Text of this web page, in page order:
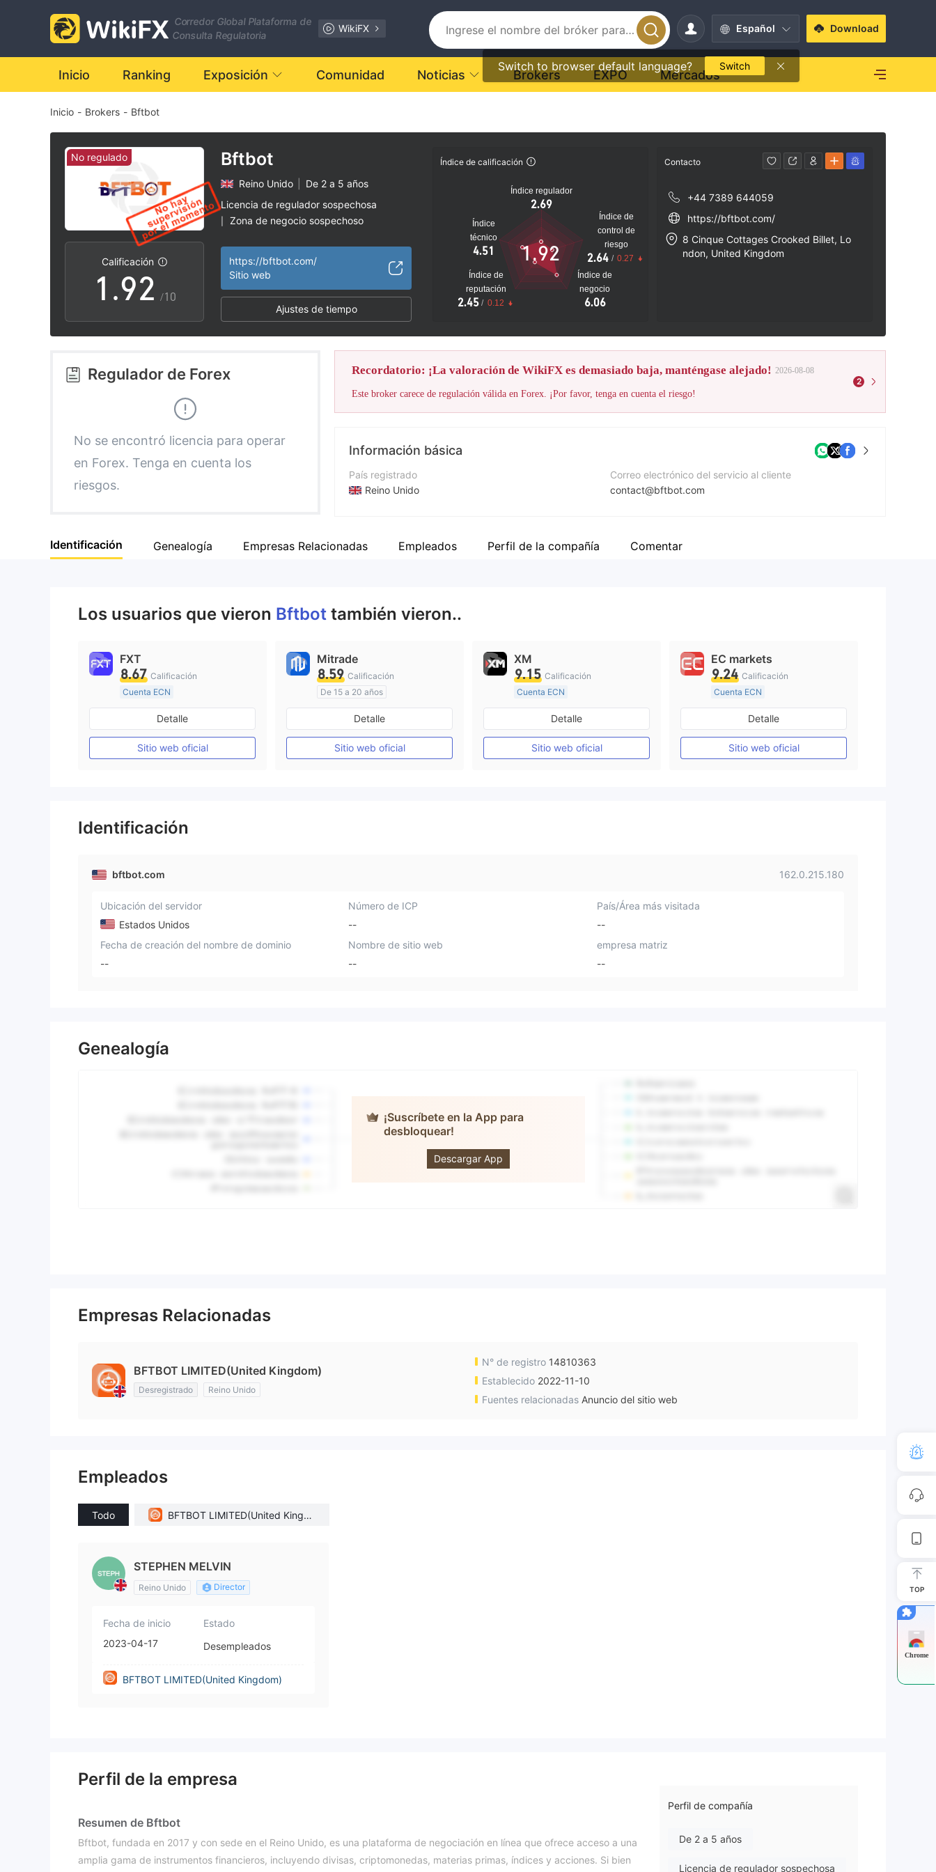
Corredor Global Plataforma de
Consulta Regulatoria
WikiFX Español
Switch to browser default language? Switch
Download
Inicio Ranking Exposición Comunidad Noticias Brokers EXPO Mercados
Inicio - Brokers - Bftbot
No regulado
Calificación
0
1
2
3
5
6
7
8
9
.
3
4
5
6
7
8
9
0
1
2
3
4
6
8
/10
Bftbot
Reino Unido
De 2 a 5 años
Licencia de regulador sospechosa
Zona de negocio sospechoso
https://bftbot.com/
Sitio web
Ajustes de tiempo
Índice de calificación
Índice regulador
2.69
Índice
técnico
4.51
Índice de
reputación
2.45 / 0.12
Índice de
negocio
6.06
Índice de
control de
riesgo
2.64 / 0.27
1.92
Contacto
+44 7389 644059
https://bftbot.com/
8 Cinque Cottages Crooked Billet, Lo
ndon, United Kingdom
Regulador de Forex
No se encontró licencia para operar
en Forex. Tenga en cuenta los
riesgos.
Recordatorio: ¡La valoración de WikiFX es demasiado baja, manténgase alejado! 2026-08-08
Este broker carece de regulación válida en Forex. ¡Por favor, tenga en cuenta el riesgo!
2
Información básica
País registrado
Reino Unido
Empresa
Correo electrónico del servicio al cliente
contact@bftbot.com
Página Web de la compañía
Identificación Genealogía Empresas Relacionadas Empleados Perfil de la compañía Comentar
Los usuarios que vieron Bftbot también vieron..
FXT
8.67 Calificación
Cuenta ECN
Más de 20 años
Supervisión en Australia
Creación Mercado Forex (MM)
Licencia completa de MT4
Detalle
Sitio web oficial
Mitrade
8.59 Calificación
De 15 a 20 años
Supervisión en Australia
Auto-investigación
Detalle
Sitio web oficial
XM
9.15 Calificación
Cuenta ECN
De 15 a 20 años
Supervisión en Australia
Creación Mercado Forex (MM)
Licencia completa de MT4
Detalle
Sitio web oficial
EC markets
9.24 Calificación
Cuenta ECN
De 10 a 15 años
Supervisión en Australia
Creación Mercado Forex (MM)
Licencia completa de MT4
Detalle
Sitio web oficial
Identificación
bftbot.com 162.0.215.180
Ubicación del servidor
Estados Unidos
Número de ICP
--
País/Área más visitada
--
Fecha de creación del nombre de dominio
--
Nombre de sitio web
--
empresa matriz
--
Genealogía
¡Suscríbete en la App para
desbloquear!
Descargar App
Empresas Relacionadas
BFTBOT LIMITED(United Kingdom)
Desregistrado Reino Unido
N° de registro 14810363
Establecido 2022-11-10
Fuentes relacionadas Anuncio del sitio web
Empleados
Todo
BFTBOT LIMITED(United Kingdo
STEPHEN MELVIN
Reino Unido Director
Fecha de inicio
2023-04-17
Estado
Desempleados
BFTBOT LIMITED(United Kingdom)
Perfil de la empresa
Resumen de Bftbot
Bftbot, fundada en 2017 y con sede en el Reino Unido, es una plataforma de negociación en línea que ofrece acceso a una
amplia gama de instrumentos financieros, incluyendo divisas, criptomonedas, materias primas, índices y acciones. Si bien
Perfil de compañía
De 2 a 5 años
Licencia de regulador sospechosa
TOP
Chrome